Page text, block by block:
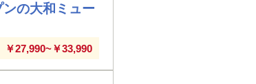
の大和ミュー
￥27,990~￥33,990